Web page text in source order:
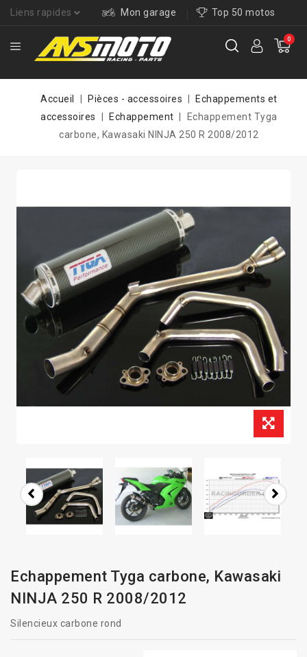
Liens rapides Mon garage Top 50 motos
0
Accueil Pièces - accessoires
Echappements et
accessoires
Echappement
Echappement Tyga
carbone, Kawasaki NINJA 250 R 2008/2012
Echappement Tyga carbone, Kawasaki
NINJA 250 R 2008/2012
Silencieux carbone rond